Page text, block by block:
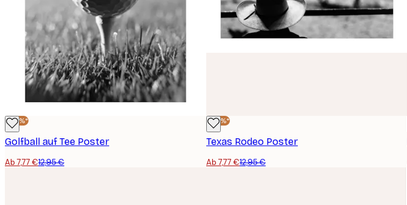
-40%*
Golfball auf Tee Poster
Ab 7,77 €12,95 €
-40%*
Texas Rodeo Poster
Ab 7,77 €12,95 €